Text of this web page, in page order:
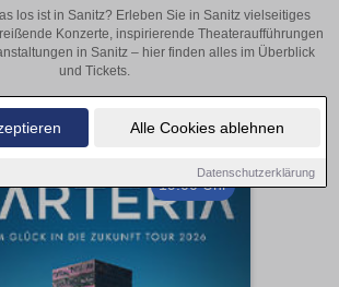
Alle Cookies ablehnen
Datenschutzerklärung
los ist in Sanitz? Erleben Sie in Sanitz vielseitiges
Konzerte, inspirierende Theateraufführungen
in Sanitz – hier finden alles im Überblick
und Tickets.
19:00 Uhr